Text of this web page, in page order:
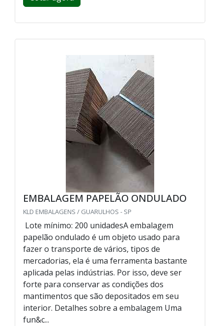
EMBALAGEM PAPELÃO ONDULADO
KLD EMBALAGENS / GUARULHOS - SP
Lote mínimo: 200 unidadesA embalagem
papelão ondulado é um objeto usado para
fazer o transporte de vários, tipos de
mercadorias, ela é uma ferramenta bastante
aplicada pelas indústrias. Por isso, deve ser
forte para conservar as condições dos
mantimentos que são depositados em seu
interior. Detalhes sobre a embalagem Uma
fun&c...